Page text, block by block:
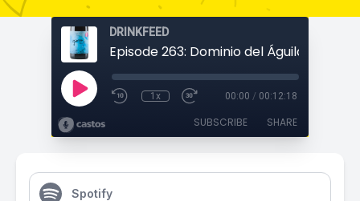
DRINKFEED
1x 00:00 / 00:12:18
SUBSCRIBE SHARE
Spotify